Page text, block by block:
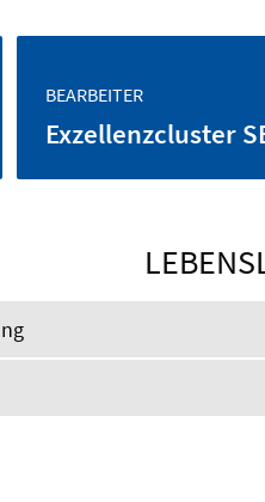
BEARBEITER
Exzellenzcluster